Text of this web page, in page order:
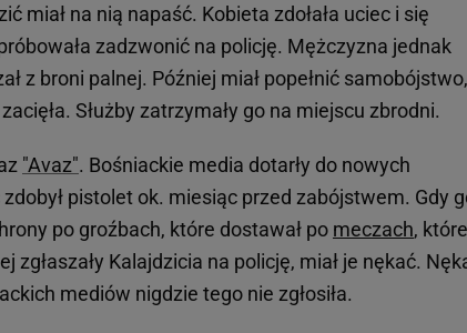
miał na nią napaść. Kobieta zdołała uciec i się
zadzwonić na policję. Mężczyzna jednak
z broni palnej. Później miał popełnić samobójstwo,
Służby zatrzymały go na miejscu zbrodni.
"Avaz". Bośniackie media dotarły do nowych
pistolet ok. miesiąc przed zabójstwem. Gdy
po groźbach, które dostawał po meczach, które
zgłaszały Kalajdzicia na policję, miał je nękać.
mediów nigdzie tego nie zgłosiła.